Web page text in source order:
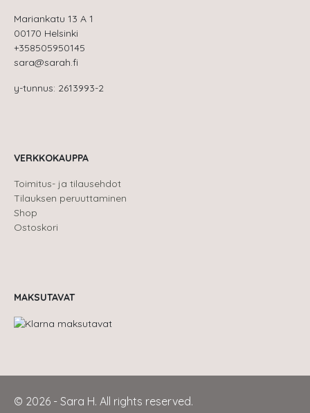
Mariankatu 13 A 1
00170 Helsinki
+358505950145
sara@sarah.fi
y-tunnus: 2613993-2
VERKKOKAUPPA
Toimitus- ja tilausehdot
Tilauksen peruuttaminen
Shop
Ostoskori
MAKSUTAVAT
© 2026 - Sara H. All rights reserved.